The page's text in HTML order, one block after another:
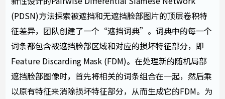
(PDSN)方法探索被遮挡和无遮挡脸部图片的顶层卷积特
征差异，团队创建了一个“遮挡词典”。词典中的每一个
词条都包含被遮挡脸部区域和对应的损坏特征部分，即
Feature Discarding Mask (FDM)。在处理新的随机局部
遮挡脸部图像时，首先将相关的词条组合在一起，然后乘
以原有特征来消除损坏特征部分，从而生成它的FDM。为